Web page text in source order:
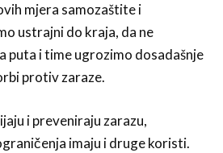
mjera samozaštite i
ustrajni do kraja, da ne
puta i time ugrozimo dosadašnje
protiv zaraze.
i preveniraju zarazu,
imaju i druge koristi.